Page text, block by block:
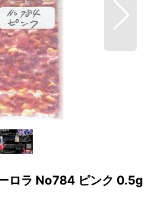
ロラ No784 ピンク 0.5g